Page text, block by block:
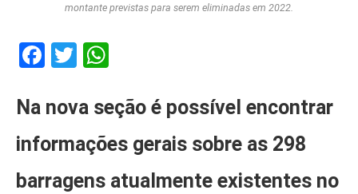
montante previstas para serem eliminadas em 2022.
Facebook
Twitter
Na nova seção é possível encontrar
informações gerais sobre as 298
barragens atualmente existentes no